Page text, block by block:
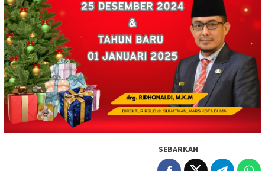
SEBARKAN